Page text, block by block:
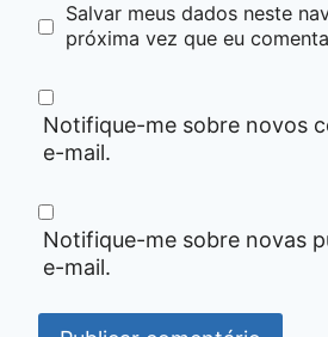
Salvar meus dados neste
próxima vez que eu
Notifique-me sobre novos
e-mail.
Notifique-me sobre novas
e-mail.